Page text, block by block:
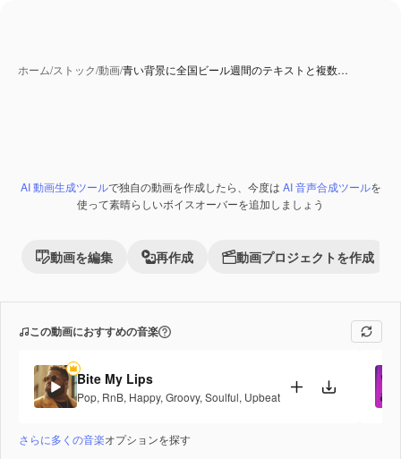
ホーム/ストック/動画/青い背景に全国ビール週間のテキストと複数…
PremiumAI 生成コンテンツ
AI 動画生成ツールで独自の動画を作成したら、今度は AI 音声合成ツールを
使って素晴らしいボイスオーバーを追加しましょう
動画を編集 再作成 動画プロジェクトを作成
この動画におすすめの音楽
Bite My Lips
Pop, RnB, Happy, Groovy, Soulful, Upbeat
さらに多くの音楽オプションを探す